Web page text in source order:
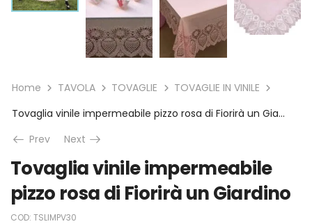
Home TAVOLA TOVAGLIE
TOVAGLIE IN VINILE
Tovaglia vinile impermeabile pizzo rosa di Fiorirà un Giardino
Prev
Next
Tovaglia vinile impermeabile
pizzo rosa di Fiorirà un Giardino
COD: TSLIMPV30